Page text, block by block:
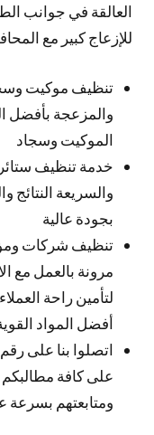
العالقة في جوانب
للإزعاج كبير مع
تنظيف موكيت
والمزعجة بأفضل
الموكيت وسجاد
خدمة تنظيف
والسريعة النتائج
بجودة عالية
تنظيف شركات
مرونة بالعمل مع
لتأمين راحة
أفضل المواد
على كافة مطالبكم
ومتابعتهم بسرعة